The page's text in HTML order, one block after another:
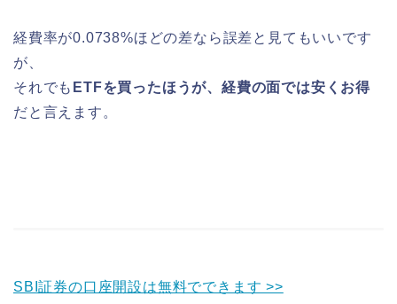
経費率が0.0738%ほどの差なら誤差と見てもいいです
が、
それでも ETFを買ったほうが、経費の面では安くお得
だと言えます。
SBI証券の口座開設は無料でできます >>